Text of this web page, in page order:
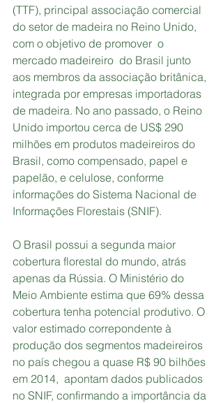
(TTF), principal associação comercial
do setor de madeira no Reino Unido,
com o objetivo de promover  o
mercado madeireiro  do Brasil junto
aos membros da associação britânica,
integrada por empresas importadoras
de madeira. No ano passado, o Reino
Unido importou cerca de US$ 290
milhões em produtos madeireiros do
Brasil, como compensado, papel e
papelão, e celulose, conforme
informações do Sistema Nacional de
Informações Florestais (SNIF).
O Brasil possui a segunda maior
cobertura florestal do mundo, atrás
apenas da Rússia. O Ministério do
Meio Ambiente estima que 69% dessa
cobertura tenha potencial produtivo. O
valor estimado correpondente à
produção dos segmentos madeireiros
no país chegou a quase R$ 90 bilhões
em 2014,  apontam dados publicados
no SNIF, confirmando a importância da